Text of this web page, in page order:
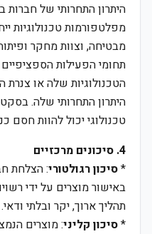
היתרון התחרותי של חברות
מפלטפורמות טכנולוגיות
מבטיחה, וצוות מחקר
הטכנולוגיות שלה או צנרת
היתרון התחרותי שלה.
טכנולוגי יכול להוות חסם
4. סיכונים מרכזיים
*סיכון רגולטורי: הצלחת
תהליך ארוך, יקר ובלתי ודאי.
*סיכון קליני: מוצרים